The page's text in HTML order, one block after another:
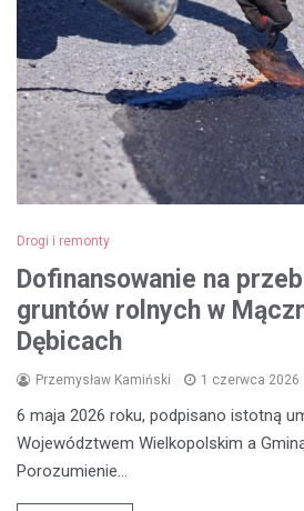
Drogi i remonty
Dofinansowanie na
gruntów rolnych w
Dębicach
Przemysław Kamiński 1 czerwca 2026
6 maja 2026 roku, podpisano istotną
Województwem Wielkopolskim a
Porozumienie…